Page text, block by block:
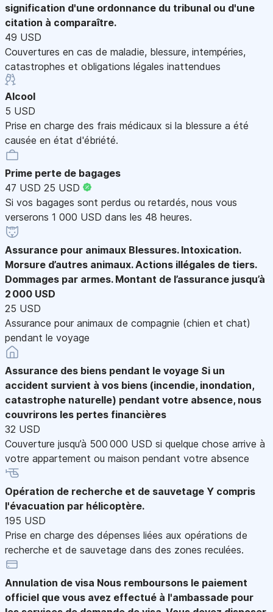
signification d'une ordonnance du tribunal ou d'une
citation à comparaître.
49 USD
Couvertures en cas de maladie, blessure, intempéries,
catastrophes et obligations légales inattendues
Alcool
5 USD
Prise en charge des frais médicaux si la blessure a été
causée en état d'ébriété.
Prime perte de bagages
47 USD 25 USD
Si vos bagages sont perdus ou retardés, nous vous
verserons 1 000 USD dans les 48 heures.
Assurance pour animaux Blessures. Intoxication.
Morsure d’autres animaux. Actions illégales de tiers.
Dommages par armes. Montant de l’assurance jusqu’à
2 000 USD
25 USD
Assurance pour animaux de compagnie (chien et chat)
pendant le voyage
Assurance des biens pendant le voyage Si un
accident survient à vos biens (incendie, inondation,
catastrophe naturelle) pendant votre absence, nous
couvrirons les pertes financières
32 USD
Couverture jusqu’à 500 000 USD si quelque chose arrive à
votre appartement ou maison pendant votre absence
Opération de recherche et de sauvetage Y compris
l'évacuation par hélicoptère.
195 USD
Prise en charge des dépenses liées aux opérations de
recherche et de sauvetage dans des zones reculées.
Annulation de visa Nous remboursons le paiement
officiel que vous avez effectué à l'ambassade pour